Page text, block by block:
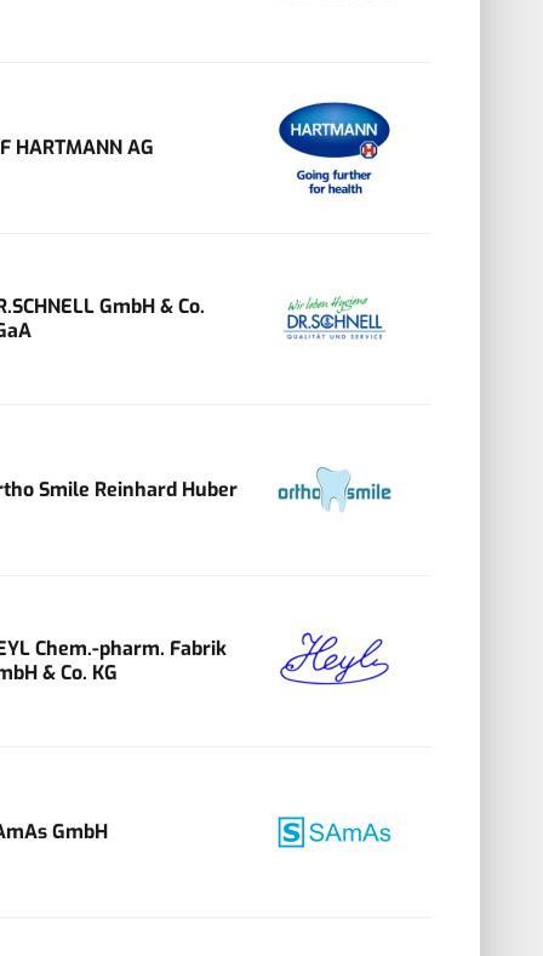
HARTMANN AG
GmbH & Co.
Smile Reinhard Huber
Chem.-pharm. Fabrik
& Co. KG
GmbH